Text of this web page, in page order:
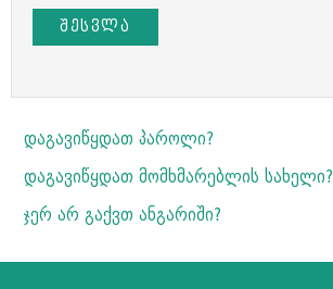
ᲨᲔᲡᲕᲚᲐ
დაგავიწყდათ პაროლი?
დაგავიწყდათ მომხმარებლის სახელი?
ჯერ არ გაქვთ ანგარიში?